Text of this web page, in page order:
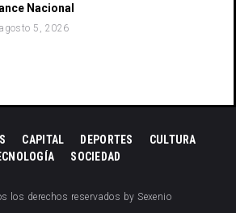
Nacional
agosto 5, 2026
CAPITAL DEPORTES
CULTURA
SOCIEDAD
los derechos reservados by Sexenio